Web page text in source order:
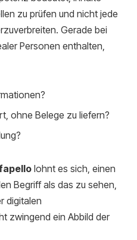
zu prüfen und nicht jede
Gerade bei
Personen enthalten,
ohne Belege zu liefern?
lohnt es sich, einen
Begriff als das zu sehen,
digitalen
zwingend ein Abbild der